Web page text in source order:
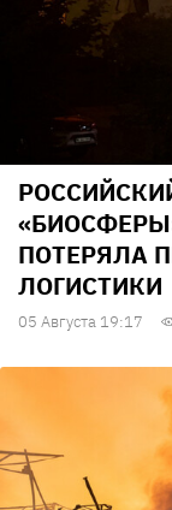
ПОТЕРЯЛА
ЛОГИСТИКИ
05 Августа 19:17